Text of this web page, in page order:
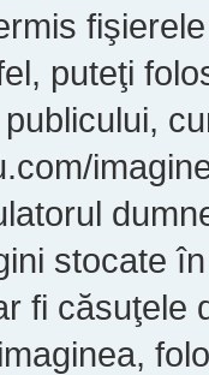
puteţi
stocate
fi căsuţele